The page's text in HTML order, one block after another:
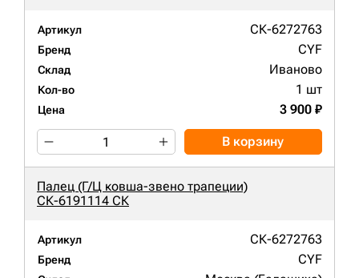
Артикул СК-6272763
Бренд CYF
Склад Иваново
Кол-во 1 шт
Цена 3 900 ₽
В корзину
Палец (Г/Ц ковша-звено трапеции)
СК-6191114 СК
Артикул СК-6272763
Бренд CYF